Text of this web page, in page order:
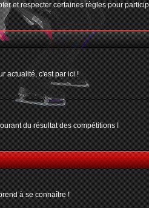
et respecter certaines règles pour
actualité, c'est par ici !
du résultat des compétitions !
à se connaître !